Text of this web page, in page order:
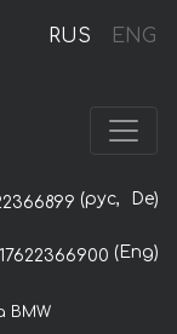
RUS ENG
(рус, De)
(Eng)
BMW